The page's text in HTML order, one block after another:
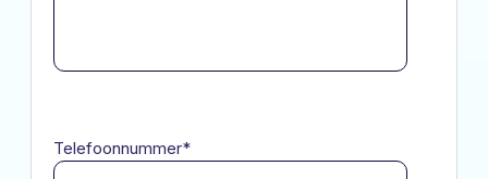
Telefoonnummer*